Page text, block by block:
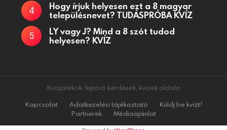
Hogy írjuk helyesen ezt a 8 magyar
településnevet? TUDÁSPRÓBA KVÍZ
LY vagy J? Mind a 8 szót tudod
helyesen? KVÍZ
Kvízjátékok, fejtörő kérdések, kvízek oldala
Kapcsolat
Adatkezelési tájékoztató
Küldj be kvízt!
Partnerek
Médiaajánlat